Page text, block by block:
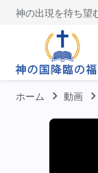
神の出現を待ち望
ホーム 動画